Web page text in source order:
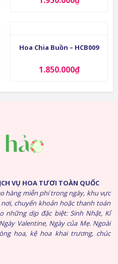
Hoa Chia Buồn – HCB009
1.850.000₫
VỤ HOA TƯƠI TOÀN QUỐC
hàng miễn phí trong ngày, khu vực
chuyển khoản hoặc thanh toán
những dịp đặc biệt: Sinh Nhật, Kỉ
Valentine, Ngày của Mẹ. Ngoài
hoa, kệ hoa khai trương, chúc